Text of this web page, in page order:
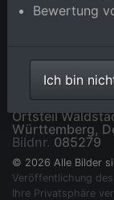
Stadtteil
Ortsteil
Württemberg,
Bildnr. 085279
© 2026 Alle Bilder
Veröffentlichung
Ihre Privatsphäre
Bewertung
Ich bin